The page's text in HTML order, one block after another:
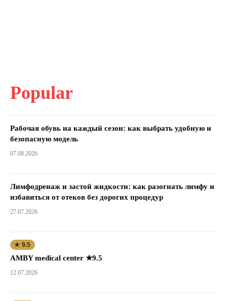
Popular
Рабочая обувь на каждый сезон: как выбрать удобную и
безопасную модель
07.08.2026
Лимфодренаж и застой жидкости: как разогнать лимфу и
избавиться от отеков без дорогих процедур
27.07.2026
★ 9.5
AMBY medical center ★9.5
12.07.2026